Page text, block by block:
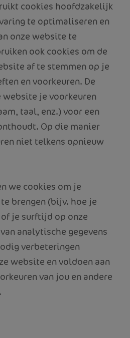
cookies hoofdzakelijk
te optimaliseren en
onze website te
ook cookies om de
af te stemmen op je
en voorkeuren. De
je voorkeuren
taal, enz.) voor een
Op die manier
niet telkens opnieuw
we cookies om je
brengen (bijv. hoe je
je surftijd op onze
analytische gegevens
verbeteringen
website en voldoen aan
van jou en andere